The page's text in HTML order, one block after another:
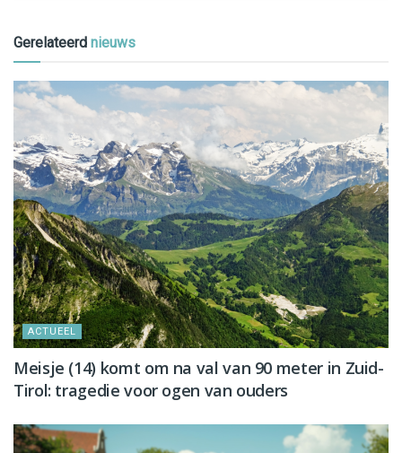
Gerelateerd nieuws
ACTUEEL
Meisje (14) komt om na val van 90 meter in Zuid-
Tirol: tragedie voor ogen van ouders